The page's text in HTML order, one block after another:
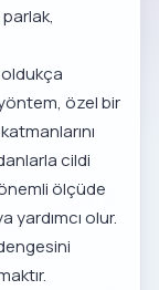
özel bir
cildi
ölçüde
yardımcı olur.